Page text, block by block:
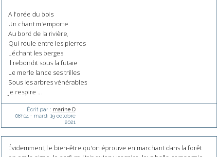
A l'orée du bois
Un chant m'emporte
Au bord de la rivière,
Qui roule entre les pierres
Léchant les berges
Il rebondit sous la futaie
Le merle lance ses trilles
Sous les arbres vénérables
Je respire ...
Écrit par : marine D
08h14 - mardi 19 octobre
2021
Évidemment, le bien-être qu'on éprouve en marchant dans la forêt